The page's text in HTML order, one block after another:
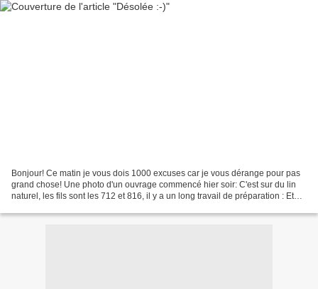
Bonjour! Ce matin je vous dois 1000 excuses car je vous dérange pour pas
grand chose! Une photo d'un ouvrage commencé hier soir: C'est sur du lin
naturel, les fils sont les 712 et 816, il y a un long travail de préparation : Et